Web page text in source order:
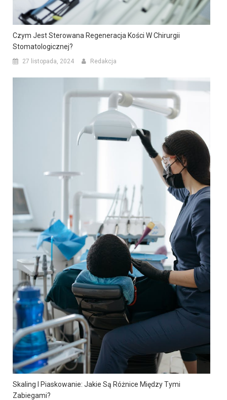
Czym Jest Sterowana Regeneracja Kości W Chirurgii
Stomatologicznej?
27 listopada, 2024 Redakcja
Skaling I Piaskowanie: Jakie Są Różnice Między Tymi
Zabiegami?